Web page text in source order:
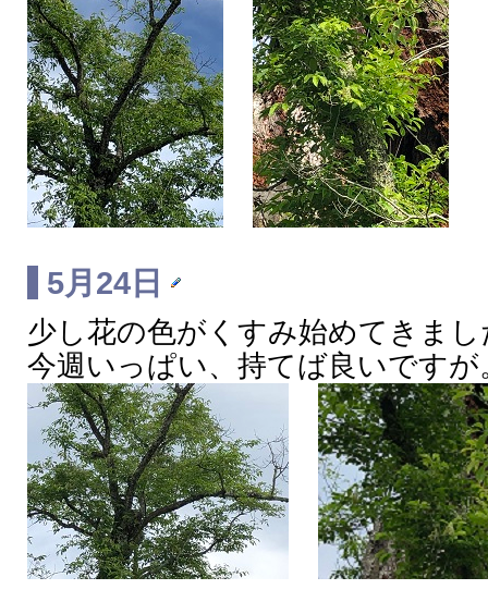
5月24日
少し花の色がくすみ始めてきまし
今週いっぱい、持てば良いですが